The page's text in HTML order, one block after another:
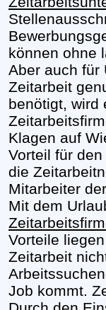
können ohne
Aber auch für
Zeitarbeit
benötigt, wird
Klagen auf
Vorteil für
die
Mitarbeiter
Mit dem
Vorteile
Zeitarbeit
Job kommt.